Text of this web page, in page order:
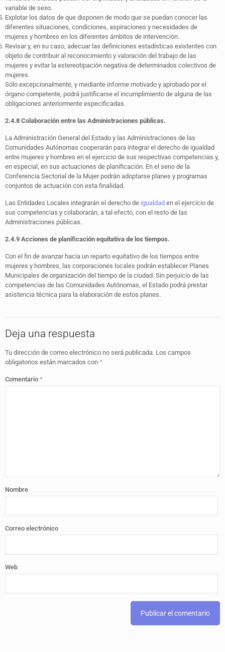
variable de sexo.
Explotar los datos de que disponen de modo que se puedan conocer las
diferentes situaciones, condiciones, aspiraciones y necesidades de
mujeres y hombres en los diferentes ámbitos de intervención.
Revisar y, en su caso, adecuar las definiciones estadísticas existentes con
objeto de contribuir al reconocimiento y valoración del trabajo de las
mujeres y evitar la estereotipación negativa de determinados colectivos de
mujeres.
Sólo excepcionalmente, y mediante informe motivado y aprobado por el
órgano competente, podrá justificarse el incumplimiento de alguna de las
obligaciones anteriormente especificadas.
2.4.8 Colaboración entre las Administraciones públicas.
La Administración General del Estado y las Administraciones de las
Comunidades Autónomas cooperarán para integrar el derecho de igualdad
entre mujeres y hombres en el ejercicio de sus respectivas competencias y,
en especial, en sus actuaciones de planificación. En el seno de la
Conferencia Sectorial de la Mujer podrán adoptarse planes y programas
conjuntos de actuación con esta finalidad.
Las Entidades Locales integrarán el derecho de igualdad en el ejercicio de
sus competencias y colaborarán, a tal efecto, con el resto de las
Administraciones públicas.
2.4.9 Acciones de planificación equitativa de los tiempos.
Con el fin de avanzar hacia un reparto equitativo de los tiempos entre
mujeres y hombres, las corporaciones locales podrán establecer Planes
Municipales de organización del tiempo de la ciudad. Sin perjuicio de las
competencias de las Comunidades Autónomas, el Estado podrá prestar
asistencia técnica para la elaboración de estos planes.
Deja una respuesta
Tu dirección de correo electrónico no será publicada. Los campos
obligatorios están marcados con *
Comentario *
Nombre
Correo electrónico
Web